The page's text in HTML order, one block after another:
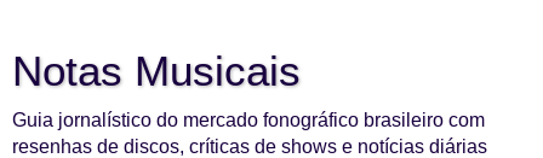
Notas Musicais
Guia jornalístico do mercado fonográfico brasileiro com
resenhas de discos, críticas de shows e notícias diárias